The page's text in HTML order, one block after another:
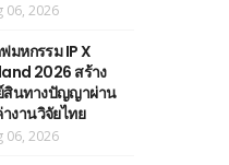
06, 2026
มหกรรม IP X
2026 สร้าง
สินทางปัญญาผ่าน
งานวิจัยไทย
06, 2026